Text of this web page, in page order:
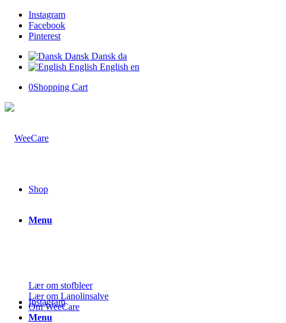
Instagram
Facebook
Pinterest
Dansk Dansk da
English English en
0Shopping Cart
Menu
Instagram
Shop
Lær om stofbleer
Lær om Lanolinsalve
Om WeeCare
Menu